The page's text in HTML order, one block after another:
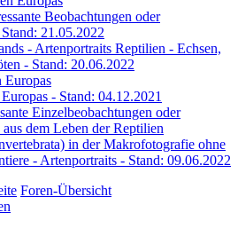
Beobachtungen oder
21.05.2022
- Artenportraits Reptilien - Echsen,
- Stand: 20.06.2022
Europas
- Stand: 04.12.2021
Einzelbeobachtungen oder
dem Leben der Reptilien
in der Makrofotografie ohne
- Artenportraits - Stand: 09.06.2022
Foren-Übersicht